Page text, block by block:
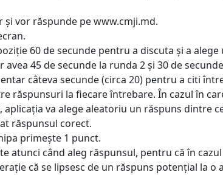
vor răspunde pe www.cmji.md.
60 de secunde pentru a discuta și a
45 de secunde la runda 2 și 30 de
câteva secunde (circa 20) pentru a citi
răspunsuri la fiecare întrebare. În cazul în
va alege aleatoriu un răspuns dintre
răspunsul corect.
primește 1 punct.
atunci când aleg răspunsul, pentru că în
că se lipsesc de un răspuns potențial la o